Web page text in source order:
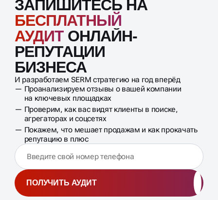
ЗАПИШИТЕСЬ НА
БЕСПЛАТНЫЙ
АУДИТ ОНЛАЙН-
РЕПУТАЦИИ
БИЗНЕСА
И разработаем SERM стратегию на год вперёд
Проанализируем отзывы о вашей компании
на ключевых площадках
Проверим, как вас видят клиенты в поиске,
агрегаторах и соцсетях
Покажем, что мешает продажам и как прокачать
репутацию в плюс
ПОЛУЧИТЬ АУДИТ